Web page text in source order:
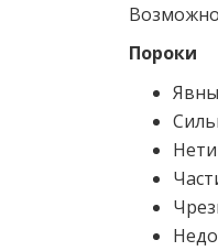
Возможно
Пороки